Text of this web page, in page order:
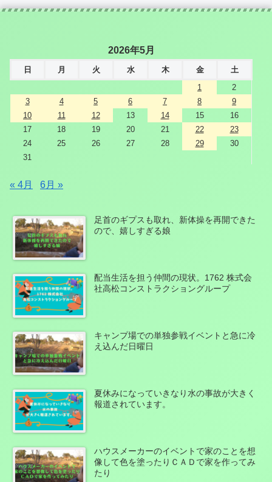
2026年5月
日 月 火 水 木 金
土
1
2
3
4 5 6 7 8
9
10
11 12 13 14 15
16
17
18 19 20 21 22
23
24
25 26 27 28 29
30
31
« 4月 6月 »
足首のギプスも取れ、新体操を再開できた
ので、嬉しすぎる娘
配当生活を担う仲間の現状。1762 株式会
社高松コンストラクショングループ
キャンプ場での単独参戦イベントと急に冷
え込んだ日曜日
夏休みになっていきなり水の事故が大きく
報道されています。
ハウスメーカーのイベントで家のことを想
像して色を塗ったりＣＡＤで家を作ってみ
たり